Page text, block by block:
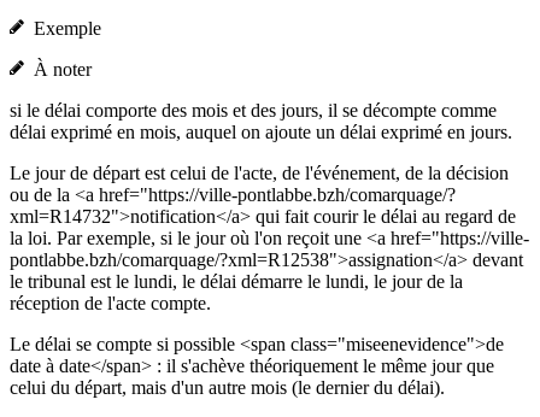
Exemple
À noter
si le délai comporte des mois et des jours, il se décompte comme
délai exprimé en mois, auquel on ajoute un délai exprimé en jours.
Le jour de départ est celui de l'acte, de l'événement, de la décision
ou de la <a href="https://ville-pontlabbe.bzh/comarquage/?
xml=R14732">notification</a> qui fait courir le délai au regard de
la loi. Par exemple, si le jour où l'on reçoit une <a href="https://ville-
pontlabbe.bzh/comarquage/?xml=R12538">assignation</a> devant
le tribunal est le lundi, le délai démarre le lundi, le jour de la
réception de l'acte compte.
Le délai se compte si possible <span class="miseenevidence">de
date à date</span> : il s'achève théoriquement le même jour que
celui du départ, mais d'un autre mois (le dernier du délai).